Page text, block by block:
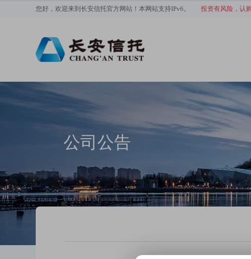
您好，欢迎来到长安信托官方网站！本网站支持IPv6。 投资有风险，认
公司公告